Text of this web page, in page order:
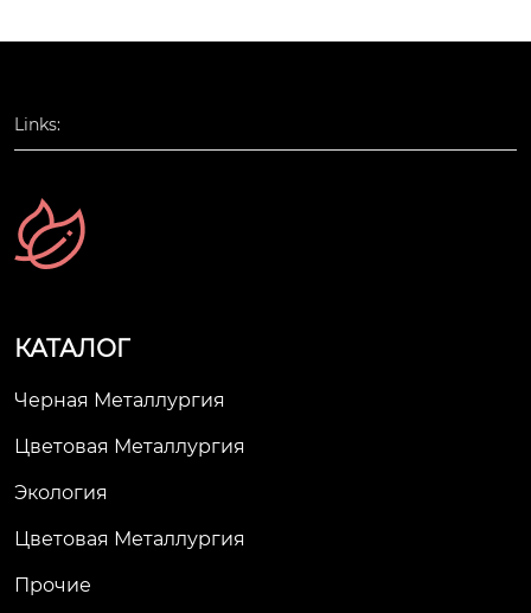
Links:
КАТАЛОГ
Черная Металлургия
Цветовая Металлургия
Экология
Цветовая Металлургия
Прочие